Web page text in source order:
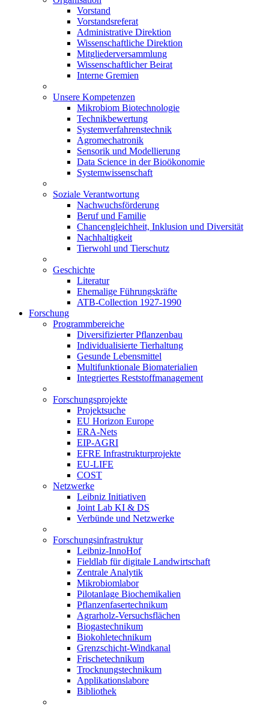
Vorstand
Vorstandsreferat
Administrative Direktion
Wissenschaftliche Direktion
Mitgliederversammlung
Wissenschaftlicher Beirat
Interne Gremien
Unsere Kompetenzen
Mikrobiom Biotechnologie
Technikbewertung
Systemverfahrenstechnik
Agromechatronik
Sensorik und Modellierung
Data Science in der Bioökonomie
Systemwissenschaft
Soziale Verantwortung
Nachwuchsförderung
Beruf und Familie
Chancengleichheit, Inklusion und Diversität
Nachhaltigkeit
Tierwohl und Tierschutz
Geschichte
Literatur
Ehemalige Führungskräfte
ATB-Collection 1927-1990
Forschung
Programmbereiche
Diversifizierter Pflanzenbau
Individualisierte Tierhaltung
Gesunde Lebensmittel
Multifunktionale Biomaterialien
Integriertes Reststoffmanagement
Forschungsprojekte
Projektsuche
EU Horizon Europe
ERA-Nets
EIP-AGRI
EFRE Infrastrukturprojekte
EU-LIFE
COST
Netzwerke
Leibniz Initiativen
Joint Lab KI & DS
Verbünde und Netzwerke
Forschungsinfrastruktur
Leibniz-InnoHof
Fieldlab für digitale Landwirtschaft
Zentrale Analytik
Mikrobiomlabor
Pilotanlage Biochemikalien
Pflanzenfasertechnikum
Agrarholz-Versuchsflächen
Biogastechnikum
Biokohletechnikum
Grenzschicht-Windkanal
Frischetechnikum
Trocknungstechnikum
Applikationslabore
Bibliothek